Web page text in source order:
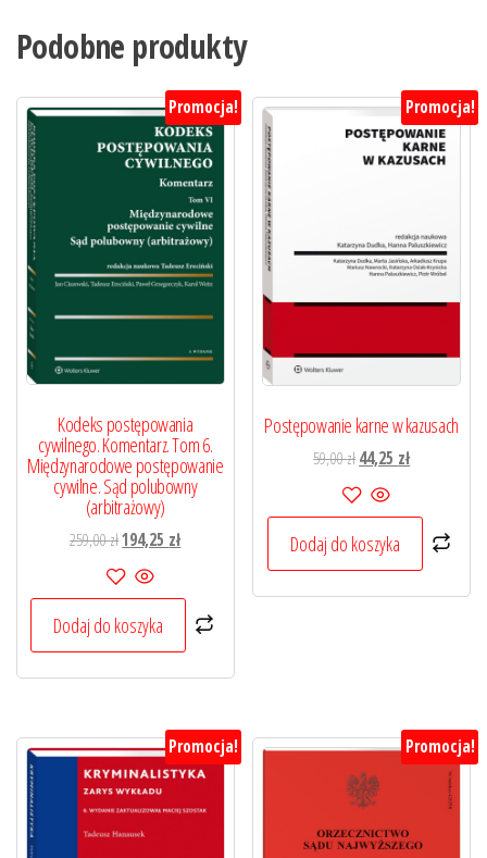
Podobne produkty
Promocja!
Kodeks postępowania
cywilnego. Komentarz. Tom 6.
Międzynarodowe postępowanie
cywilne. Sąd polubowny
(arbitrażowy)
259,00złPierwotna
cena
wynosiła:
259,00 zł.
194,25 złAktualna
194,25 zł.
Dodaj do koszyka
Promocja!
Postępowanie karne w kazusach
59,00złPierwotna
cena
wynosiła:
59,00 zł.
44,25 złAktualna
44,25 zł.
Dodaj do koszyka
Promocja! Promocja!